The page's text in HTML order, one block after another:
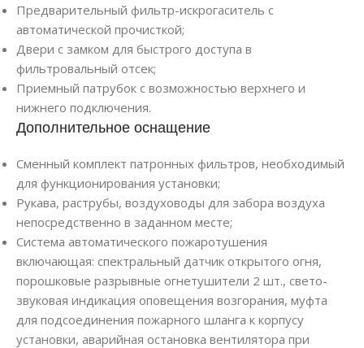
Предварительный фильтр-искрогаситель с
автоматической прочисткой;
Двери с замком для быстрого доступа в
фильтровальный отсек;
Приемный патрубок с возможностью верхнего и
нижнего подключения.
Дополнительное оснащение
Сменный комплект патронных фильтров, необходимый
для функционирования установки;
Рукава, раструбы, воздуховоды для забора воздуха
непосредственно в заданном месте;
Система автоматического пожаротушения
включающая: спектральный датчик открытого огня,
порошковые разрывные огнетушители 2 шт., свето-
звуковая индикация оповещения возгорания, муфта
для подсоединения пожарного шланга к корпусу
установки, аварийная остановка вентилятора при